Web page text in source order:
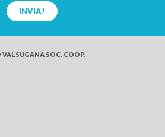
INVIA!
VALSUGANA SOC. COOP.